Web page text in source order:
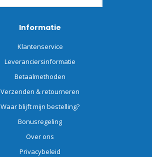
Informatie
Klantenservice
Leveranciersinformatie
Betaalmethoden
Verzenden & retourneren
Waar blijft mijn bestelling?
Bonusregeling
Over ons
Privacybeleid